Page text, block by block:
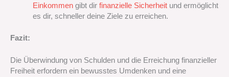
Einkommengibt dir finanzielle Sicherheitund ermöglicht
es dir, schneller deine Ziele zu erreichen.
Fazit:
Die Überwindung von Schulden und die Erreichung finanzieller
Freiheit erfordern ein bewusstes Umdenken und eine